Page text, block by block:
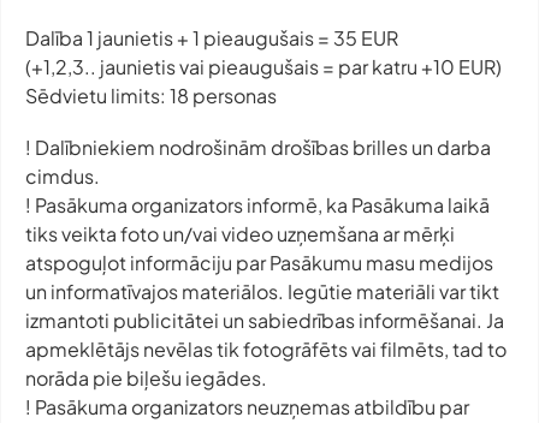
Dalība 1 jaunietis + 1 pieaugušais = 35 EUR
(+1,2,3.. jaunietis vai pieaugušais = par katru +10 EUR)
Sēdvietu limits: 18 personas
! Dalībniekiem nodrošinām drošības brilles un darba
cimdus.
! Pasākuma organizators informē, ka Pasākuma laikā
tiks veikta foto un/vai video uzņemšana ar mērķi
atspoguļot informāciju par Pasākumu masu medijos
un informatīvajos materiālos. Iegūtie materiāli var tikt
izmantoti publicitātei un sabiedrības informēšanai. Ja
apmeklētājs nevēlas tik fotogrāfēts vai filmēts, tad to
norāda pie biļešu iegādes.
! Pasākuma organizators neuzņemas atbildību par